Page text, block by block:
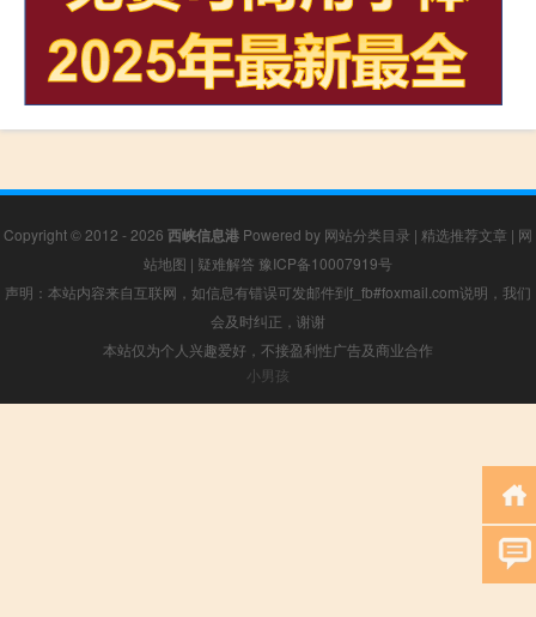
Copyright © 2012 - 2026 西峡信息港 Powered by 网站分类目录 | 精选推荐文章 | 网
站地图 | 疑难解答 豫ICP备10007919号
声明：本站内容来自互联网，如信息有错误可发邮件到f_fb#foxmail.com说明，我们
会及时纠正，谢谢
本站仅为个人兴趣爱好，不接盈利性广告及商业合作
小男孩